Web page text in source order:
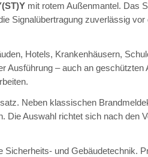
mit rotem Außenmantel. Das
Signalübertragung zuverlässig
Hotels, Krankenhäusern,
– auch an
Neben klassischen
Auswahl richtet sich nach den
und Gebäudetechnik.